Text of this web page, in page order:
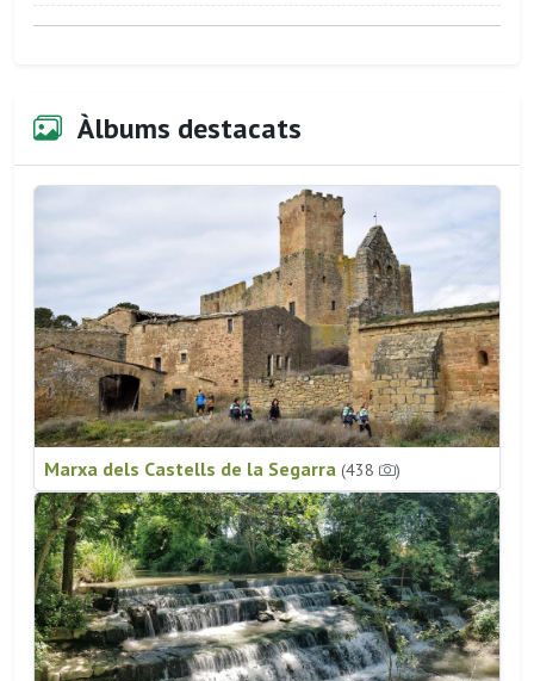
Àlbums destacats
Marxa dels Castells de la Segarra (438 )